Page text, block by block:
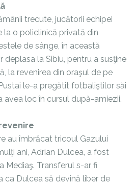
trecute, jucătorii echipei
la o policlinică privată din
de sânge, în această
deplasa la Sibiu, pentru a susţine
la revenirea din oraşul de pe
le-a pregătit fotbaliştilor săi
avea loc în cursul după-amiezii.
au îmbrăcat tricoul Gazului
ani, Adrian Dulcea, a fost
Mediaş. Transferul s-ar fi
ca Dulcea să devină liber de